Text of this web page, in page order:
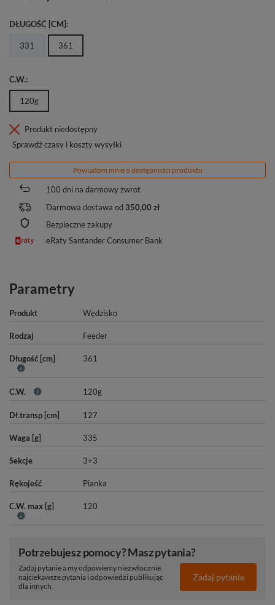
DŁUGOŚĆ [CM]
331 361
C.W.
120g
Produkt niedostępny
Sprawdź czasy i koszty wysyłki
Powiadom mnie o dostępności produktu
100 dni na darmowy zwrot
Darmowa dostawa od 350,00 zł
Bezpieczne zakupy
eRaty Santander Consumer Bank
Parametry
Produkt Wędzisko
Rodzaj Feeder
Długość [cm] 361
C.W. 120g
Dł.transp [cm] 127
Waga [g] 335
Sekcje 3+3
Rękojeść Pianka
C.W. max [g] 120
Potrzebujesz pomocy? Masz pytania?
Zadaj pytanie a my odpowiemy niezwłocznie,
najciekawsze pytania i odpowiedzi publikując
dla innych.
Zadaj pytanie